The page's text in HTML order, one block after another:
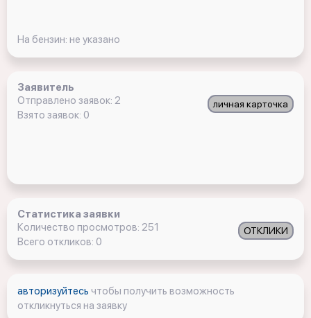
На бензин: не указано
Заявитель
личная карточка
Отправлено заявок: 2
Взято заявок: 0
Статистика заявки
ОТКЛИКИ
Количество просмотров: 251
Всего откликов: 0
авторизуйтесь чтобы получить возможность
откликнуться на заявку